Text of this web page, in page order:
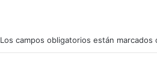
Los campos obligatorios están marcados